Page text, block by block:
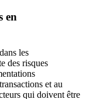
en
les
des risques
et au
qui doivent être